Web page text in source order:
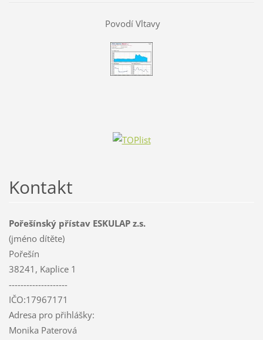
Povodí Vltavy
Kontakt
Pořešínský přístav ESKULAP z.s.
(jméno dítěte)
Pořešín
38241, Kaplice 1
--------------------
IČO:17967171
Adresa pro přihlášky:
Monika Paterová